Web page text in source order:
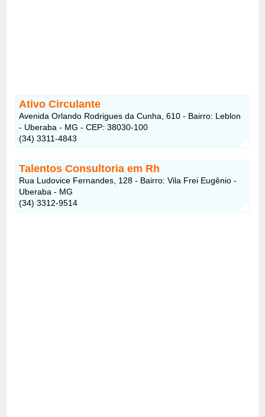
Ativo Circulante
Avenida Orlando Rodrigues da Cunha, 610 - Bairro: Leblon
- Uberaba - MG - CEP: 38030-100
(34) 3311-4843
Talentos Consultoria em Rh
Rua Ludovice Fernandes, 128 - Bairro: Vila Frei Eugênio -
Uberaba - MG
(34) 3312-9514